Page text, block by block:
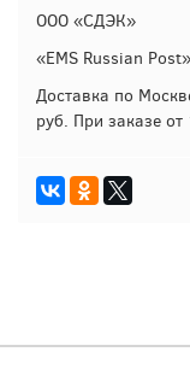
ООО «СДЭК»
«EMS Russian Post»
Доставка по
руб. При заказе